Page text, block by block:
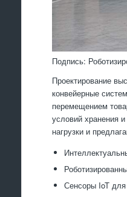
Подпись:
Проектирование
конвейерные
перемещением
условий хранения
нагрузки и
Сенсоры IoT для